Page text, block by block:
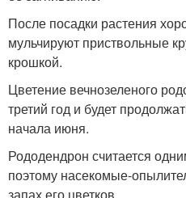
После посадки растения
мульчируют приствольные
крошкой.
Цветение вечнозеленого
третий год и будет
начала июня.
Рододендрон считается
поэтому насекомые-